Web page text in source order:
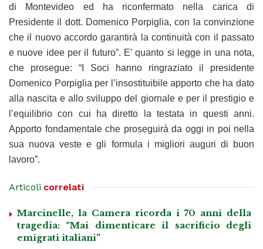
di Montevideo ed ha riconfermato nella carica di
Presidente il dott. Domenico Porpiglia, con la convinzione
che il nuovo accordo garantirà la continuità con il passato
e nuove idee per il futuro”. E’ quanto si legge in una nota,
che prosegue: “I Soci hanno ringraziato il presidente
Domenico Porpiglia per l’insostituibile apporto che ha dato
alla nascita e allo sviluppo del giornale e per il prestigio e
l’equilibrio con cui ha diretto la testata in questi anni.
Apporto fondamentale che proseguirà da oggi in poi nella
sua nuova veste e gli formula i migliori auguri di buon
lavoro”.
Articoli correlati
Marcinelle, la Camera ricorda i 70 anni della
tragedia: “Mai dimenticare il sacrificio degli
emigrati italiani”